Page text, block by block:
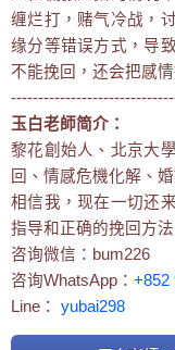
缠烂打，赌气冷战，
缘分等错误方式，导
不能挽回，还会把感情
玉白老師简介：
黎花創始人、北京大
回、情感危機化解、
相信我，现在一切还
指导和正确的挽回方法
咨询微信：bum226
咨询WhatsApp： +852
Line： yubai298